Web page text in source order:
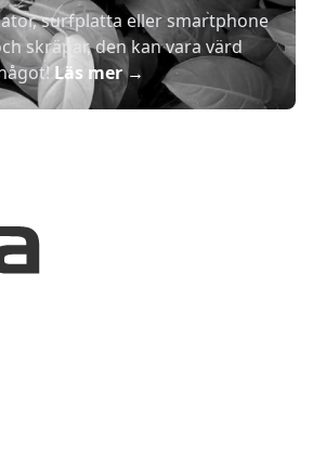
surfplatta eller smartphone
skräpar, den kan vara värd
Läs mer→